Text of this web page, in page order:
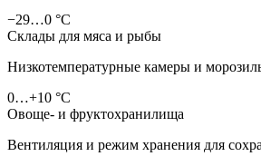
−29…0 °C
Склады для мяса и рыбы
Низкотемпературные камеры и
0…+10 °C
Овоще- и фруктохранилища
Вентиляция и режим хранения для